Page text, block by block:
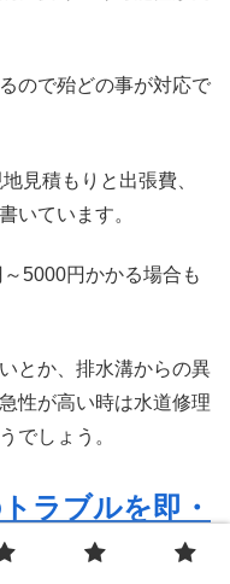
ので殆どの事が対応で
見積もりと出張費、
いています。
5000円かかる場合も
とか、排水溝からの異
性が高い時は水道修理
でしょう。
ラブルを即・
【クラシアン】